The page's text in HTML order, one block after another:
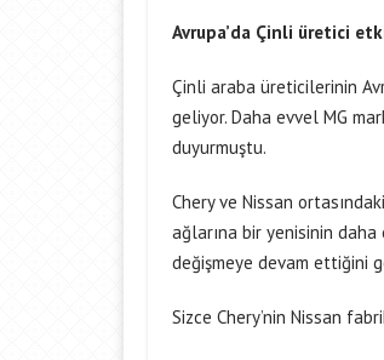
Avrupa’da Çinli üretici
Çinli araba üreticilerinin
geliyor. Daha evvel MG
duyurmuştu.
Chery ve Nissan
ağlarına bir yenisinin
değişmeye devam ettiğini
Sizce Chery’nin Nissan